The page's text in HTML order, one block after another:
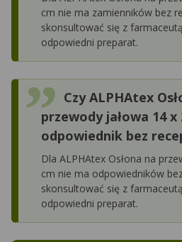
cm nie ma zamienników bez
skonsultować się z
odpowiedni preparat.
Czy ALPHAtex
przewody jałowa 14 x
odpowiednik bez
Dla ALPHAtex Osłona na
cm nie ma odpowiedników
skonsultować się z
odpowiedni preparat.